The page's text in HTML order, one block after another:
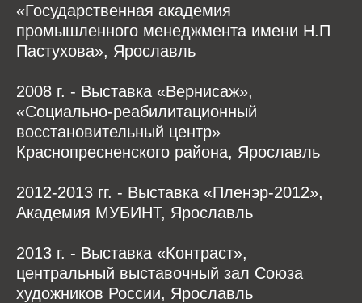
«Государственная академия
промышленного менеджмента имени Н.П
Пастухова», Ярославль
2008 г. - Выставка «Вернисаж»,
«Социально-реабилитационный
восстановительный центр»
Краснопресненского района, Ярославль
2012-2013 гг. - Выставка «Пленэр-2012»,
Академия МУБИНТ, Ярославль
2013 г. - Выставка «Контраст»,
центральный выставочный зал Союза
художников России, Ярославль